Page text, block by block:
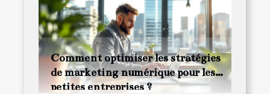
Comment optimiser les stratégies
de marketing numérique pour les
petites entreprises ?